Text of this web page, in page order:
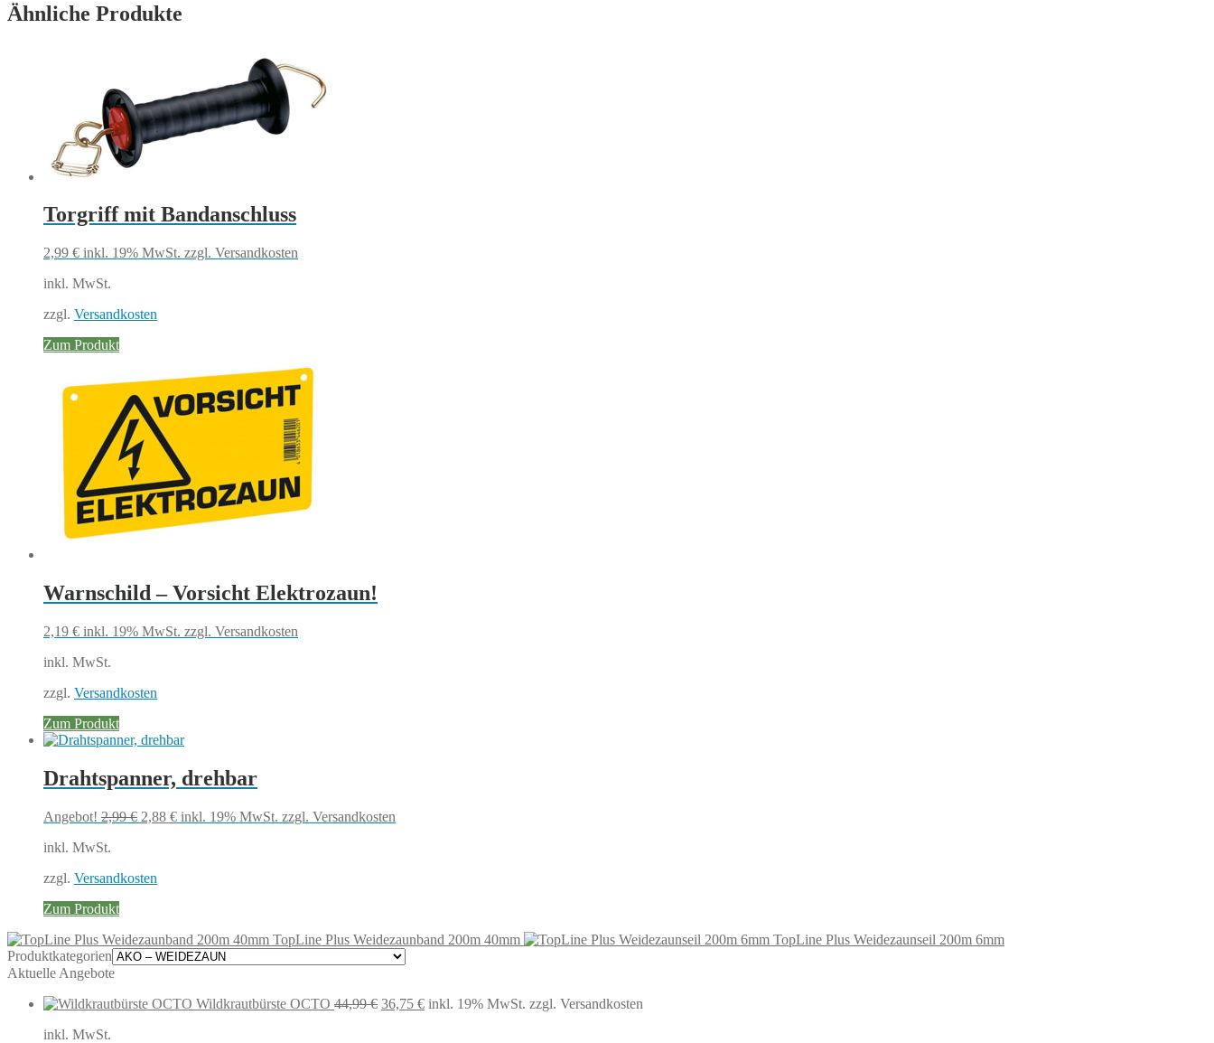
Ähnliche Produkte
Torgriff mit Bandanschluss
2,99 € inkl. 19% MwSt. zzgl. Versandkosten
inkl. MwSt.
zzgl. Versandkosten
Zum Produkt
Warnschild – Vorsicht Elektrozaun!
2,19 € inkl. 19% MwSt. zzgl. Versandkosten
inkl. MwSt.
zzgl. Versandkosten
Zum Produkt
Drahtspanner, drehbar
Angebot! 2,99€ Ursprünglicher
2,88 €Aktueller
inkl. 19% MwSt. zzgl. Versandkosten
inkl. MwSt.
zzgl. Versandkosten
Zum Produkt
TopLine Plus Weidezaunband 200m 40mm
TopLine Plus Weidezaunseil 200m 6mm
Produktkategorien
Aktuelle Angebote
Wildkrautbürste OCTO 44,99€ Ursprünglicher
36,75 €Aktueller
inkl. 19% MwSt. zzgl. Versandkosten
inkl. MwSt.